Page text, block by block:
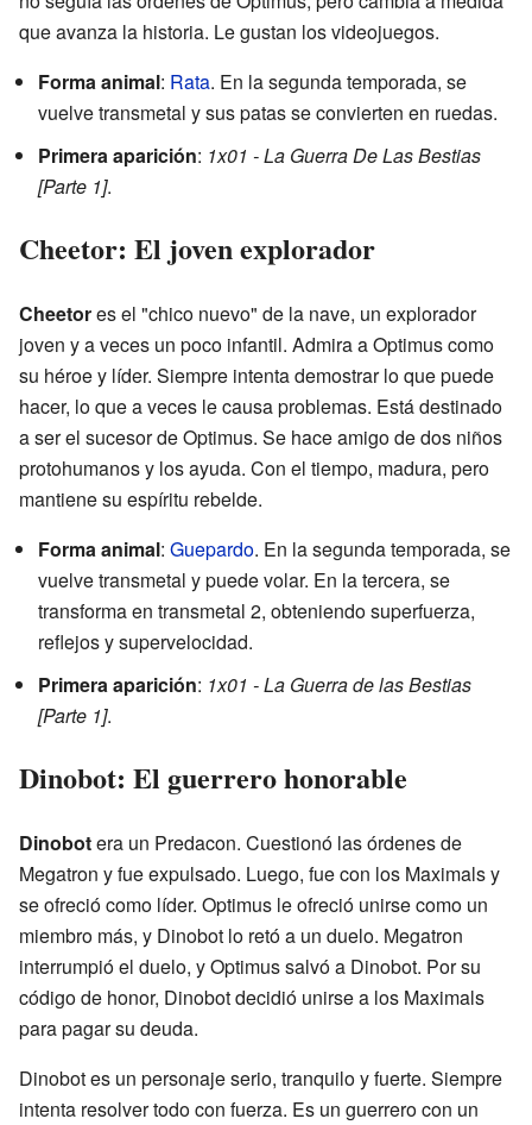
que avanza la historia. Le gustan los videojuegos.
Forma animal: Rata. En la segunda temporada, se
vuelve transmetal y sus patas se convierten en ruedas.
Primera aparición: 1x01 - La Guerra De Las Bestias
[Parte 1].
Cheetor: El joven explorador
Cheetores el "chico nuevo" de la nave, un explorador
joven y a veces un poco infantil. Admira a Optimus como
su héroe y líder. Siempre intenta demostrar lo que puede
hacer, lo que a veces le causa problemas. Está destinado
a ser el sucesor de Optimus. Se hace amigo de dos niños
protohumanos y los ayuda. Con el tiempo, madura, pero
mantiene su espíritu rebelde.
Forma animal: Guepardo. En la segunda temporada, se
vuelve transmetal y puede volar. En la tercera, se
transforma en transmetal 2, obteniendo superfuerza,
reflejos y supervelocidad.
Primera aparición: 1x01 - La Guerra de las Bestias
[Parte 1].
Dinobot: El guerrero honorable
Dinobotera un Predacon. Cuestionó las órdenes de
Megatron y fue expulsado. Luego, fue con los Maximals y
se ofreció como líder. Optimus le ofreció unirse como un
miembro más, y Dinobot lo retó a un duelo. Megatron
interrumpió el duelo, y Optimus salvó a Dinobot. Por su
código de honor, Dinobot decidió unirse a los Maximals
para pagar su deuda.
Dinobot es un personaje serio, tranquilo y fuerte. Siempre
intenta resolver todo con fuerza. Es un guerrero con un